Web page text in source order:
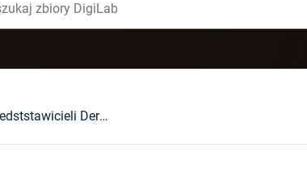
Dane o występowaniu przedststawicieli Dermestidae (Coleoptera) w Polsce